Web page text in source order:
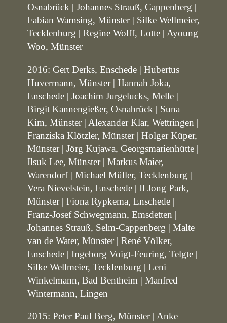
Osnabrück | Johannes Strauß, Cappenberg |
Fabian Warnsing, Münster | Silke Wellmeier,
Tecklenburg | Regine Wolff, Lotte | Ayoung
Woo, Münster
2016: Gert Derks, Enschede | Hubertus
Huvermann, Münster | Hannah Joka,
Enschede | Joachim Jurgelucks, Melle |
Birgit Kannengießer, Osnabrück | Suna
Kim, Münster | Alexander Klar, Wettringen |
Franziska Klötzler, Münster | Holger Küper,
Münster | Jörg Kujawa, Georgsmarienhütte |
Ilsuk Lee, Münster | Markus Maier,
Warendorf | Michael Müller, Tecklenburg |
Vera Nievelstein, Enschede | Il Jong Park,
Münster | Fiona Rypkema, Enschede |
Franz-Josef Schwegmann, Emsdetten |
Johannes Strauß, Selm-Cappenberg | Malte
van de Water, Münster | René Völker,
Enschede | Ingeborg Voigt-Feuring, Telgte |
Silke Wellmeier, Tecklenburg | Leni
Winkelmann, Bad Bentheim | Manfred
Wintermann, Lingen
2015: Peter Paul Berg, Münster | Anke